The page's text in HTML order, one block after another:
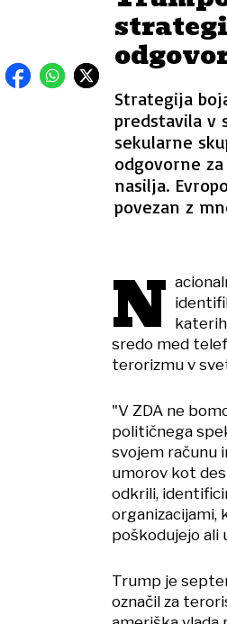
Strategija
predstavila v
sekularne
odgovorne
nasilja.
povezan z
N
sredo med
terorizmu v
"V ZDA ne
političnega
svojem računu
umorov kot
odkrili,
organizacijami,
poškodujejo ali
Trump je
označil za